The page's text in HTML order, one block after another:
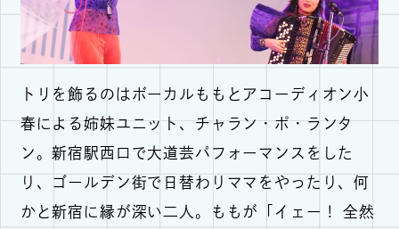
トリを飾るのはボーカルももとアコーディオン小
春による姉妹ユニット、チャラン・ポ・ランタ
ン。新宿駅西口で大道芸パフォーマンスをした
り、ゴールデン街で日替わりママをやったり、何
かと新宿に縁が深い二人。ももが「イェー！ 全然